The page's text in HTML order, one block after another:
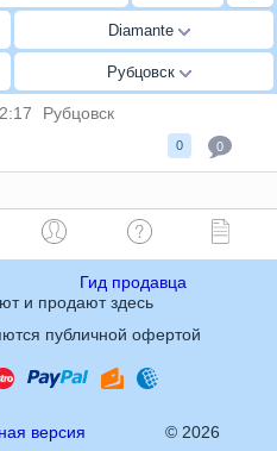
Diamante
Рубцовск
Рубцовск
0 0
Гид продавца
и продают здесь
публичной офертой
версия © 2026